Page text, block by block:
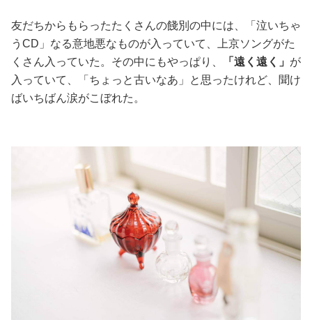
友だちからもらったたくさんの餞別の中には、「泣いちゃ
うCD」なる意地悪なものが入っていて、上京ソングがた
くさん入っていた。その中にもやっぱり、
「遠く遠く」 が
入っていて、「ちょっと古いなあ」と思ったけれど、聞け
ばいちばん涙がこぼれた。